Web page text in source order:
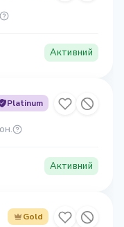
Активний
Platinum
Активний
Gold